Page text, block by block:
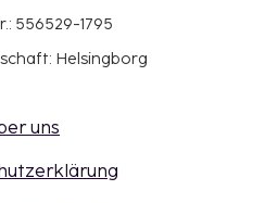
556529-1795
Helsingborg
uns